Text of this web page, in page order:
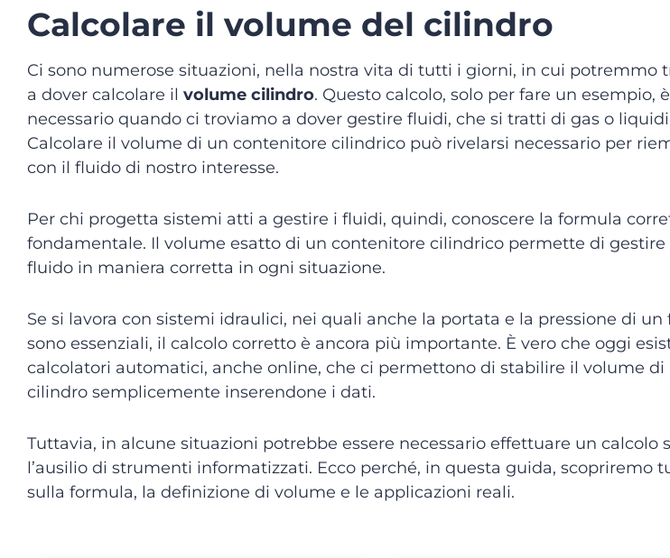
Calcolare il volume del cilindro
Ci sono numerose situazioni, nella nostra vita di tutti i giorni, in cui potremmo
a dover calcolare il volume cilindro. Questo calcolo, solo per fare un esempio, è
necessario quando ci troviamo a dover gestire fluidi, che si tratti di gas o
Calcolare il volume di un contenitore cilindrico può rivelarsi necessario per
con il fluido di nostro interesse.
Per chi progetta sistemi atti a gestire i fluidi, quindi, conoscere la formula
fondamentale. Il volume esatto di un contenitore cilindrico permette di gestire
fluido in maniera corretta in ogni situazione.
Se si lavora con sistemi idraulici, nei quali anche la portata e la pressione di un
sono essenziali, il calcolo corretto è ancora più importante. È vero che oggi
calcolatori automatici, anche online, che ci permettono di stabilire il volume di
cilindro semplicemente inserendone i dati.
Tuttavia, in alcune situazioni potrebbe essere necessario effettuare un calcolo
l’ausilio di strumenti informatizzati. Ecco perché, in questa guida, scopriremo
sulla formula, la definizione di volume e le applicazioni reali.